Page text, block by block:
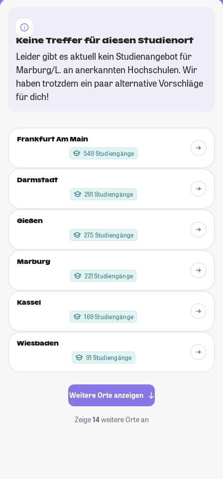
Keine Treffer für diesen Studienort
Leider gibt es aktuell kein Studienangebot für
Marburg/L. an anerkannten Hochschulen. Wir
haben trotzdem ein paar alternative Vorschläge
für dich!
Frankfurt Am Main
549 Studiengänge
Darmstadt
291 Studiengänge
Gießen
275 Studiengänge
Marburg
221 Studiengänge
Kassel
169 Studiengänge
Wiesbaden
91 Studiengänge
Weitere Orte anzeigen
Zeige14weitere Orte an